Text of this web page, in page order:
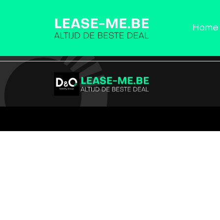
Home
Home Aanbod Calculator